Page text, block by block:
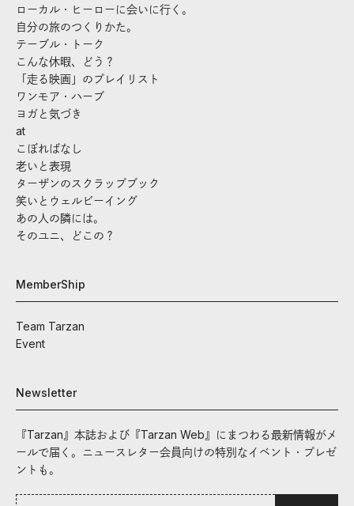
ローカル・ヒーローに会いに行く。
自分の旅のつくりかた。
テーブル・トーク
こんな休暇、どう？
「走る映画」のプレイリスト
ワンモア・ハーブ
ヨガと気づき
at
こぼればなし
老いと表現
ターザンのスクラップブック
笑いとウェルビーイング
あの人の隣には。
そのユニ、どこの？
MemberShip
Team Tarzan
Event
Newsletter
『Tarzan』本誌および『Tarzan Web』にまつわる最新情報がメ
ールで届く。ニュースレター会員向けの特別なイベント・プレゼ
ントも。